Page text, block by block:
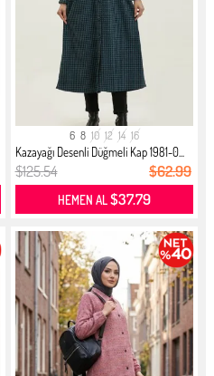
6 8 10 12 14 16
Kazayağı Desenli Düğmeli Kap 1981-0...
$125.54 $62.99
HEMEN AL$37.79